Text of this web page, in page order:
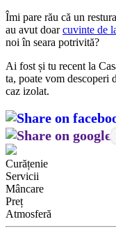
Îmi pare rău că un
au avut doarcuvinte de
noi în seara potrivită?
Ai fost și tu recent la
ta, poate vom descoperi
caz izolat.
Curățenie
Servicii
Mâncare
Preț
Atmosferă